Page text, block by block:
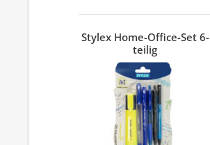
Stylex Home-Office-Set 6-
teilig